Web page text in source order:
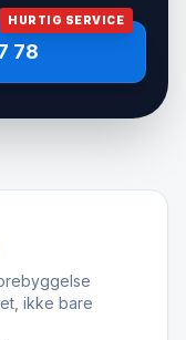
HURTIG SERVICE
78
ikke bare